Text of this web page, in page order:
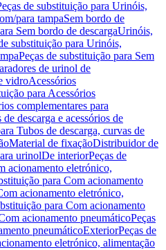
de substituição para Urinóis,
para tampaSem bordo de
Sem bordo de descargaUrinóis,
substituição para Urinóis,
Peças de substituição para Sem
de urinol de
vidroAcessórios
para Acessórios
complementares para
descarga e acessórios de
Tubos de descarga, curvas de
Material de fixaçãoDistribuidor de
urinolDe interiorPeças de
acionamento eletrónico,
para Com acionamento
acionamento eletrónico,
para Com acionamento
acionamento pneumáticoPeças
pneumáticoExteriorPeças de
eletrónico, alimentação